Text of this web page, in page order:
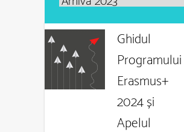
Ghidul
Programului
Erasmus+
2024 și
Apelul